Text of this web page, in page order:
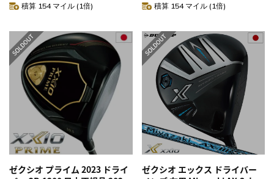
積算 154 マイル (1倍) 積算 154 マイル (1倍)
ゼクシオ プライム 2023 ドライ
ゼクシオ エックス ドライバー